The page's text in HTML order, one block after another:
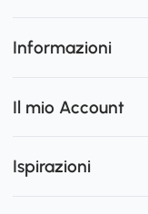
Informazioni
Il mio Account
Ispirazioni